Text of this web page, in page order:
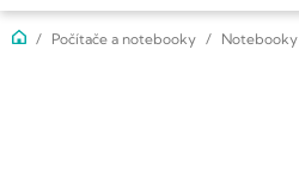
DomůPočítače a notebooky Notebooky